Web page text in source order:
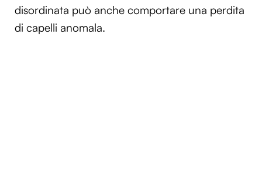
disordinata può anche comportare una perdita
di capelli anomala.